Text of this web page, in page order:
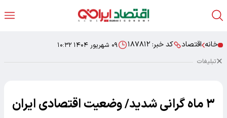
خانه اقتصاد کد خبر: ۱۸۷۸۱۲ ۰۹ شهریور ۱۴۰۴ ۱۰:۳۲
تبلیغات
۳ ماه گرانی شدید/ وضعیت اقتصادی ایران